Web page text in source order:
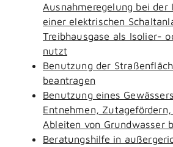
Ausnahmeregelung bei der
einer elektrischen
Treibhausgase als Isolier-
nutzt
Benutzung der
beantragen
Benutzung eines
Entnehmen,
Ableiten von Grundwasser
Beratungshilfe in